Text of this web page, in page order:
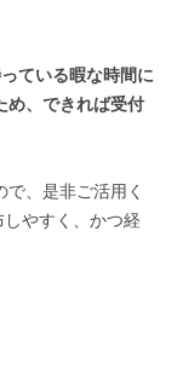
ている暇な時間に
め、できれば受付
、是非ご活用く
やすく、かつ経